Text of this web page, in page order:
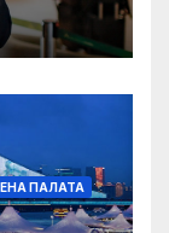
на
ПАЛАТА